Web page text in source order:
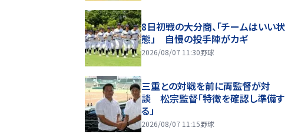
8日初戦の大分商、「チームはいい状
態」 自慢の投手陣がカギ
2026/08/07 11:30野球
三重との対戦を前に両監督が対
談 松宗監督「特徴を確認し準備す
る」
2026/08/07 11:15野球